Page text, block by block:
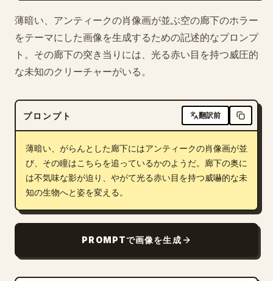
プロンプト
料金
ダウンロード
ブログ
更新情報
薄暗い、アンティークの肖像画が並ぶ空の廊下のホラー
をテーマにした画像を生成するための記述的なプロンプ
ト。その廊下の突き当りには、光る赤い目を持つ威圧的
な未知のクリーチャーがいる。
プロンプト 翻訳前
薄暗い、がらんとした廊下にはアンティークの肖像画が並
び、その瞳はこちらを追っているかのようだ。廊下の奥に
は不気味な影が迫り、やがて光る赤い目を持つ威嚇的な未
知の生物へと姿を変える。
PROMPTで画像を生成